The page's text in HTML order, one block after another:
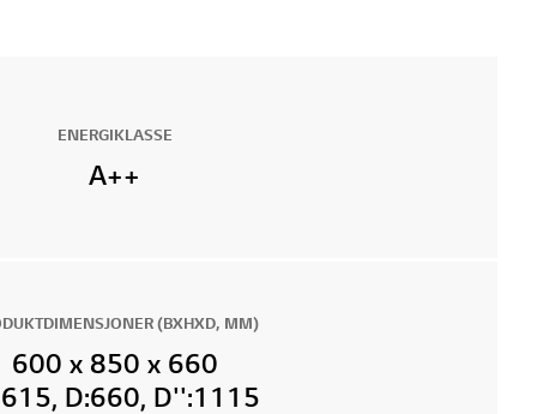
ENERGIKLASSE
A++
(BXHXD, MM)
600 x 850 x 660
D:660, D'':1115